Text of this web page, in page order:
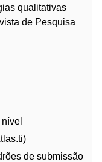
qualitativas
de Pesquisa
de submissão